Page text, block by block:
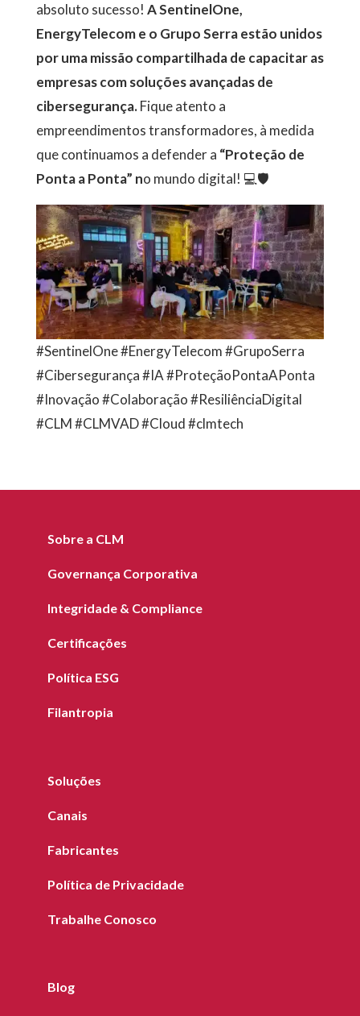
absoluto sucesso! A SentinelOne,
EnergyTelecom e o Grupo Serra estão unidos
por uma missão compartilhada de capacitar as
empresas com soluções avançadas de
cibersegurança.Fique atento a
empreendimentos transformadores, à medida
que continuamos a defender a “Proteção de
Ponta a Ponta” no mundo digital! 💻🛡️
#SentinelOne #EnergyTelecom #GrupoSerra
#Cibersegurança #IA #ProteçãoPontaAPonta
#Inovação #Colaboração #ResiliênciaDigital
#CLM #CLMVAD #Cloud #clmtech
Sobre a CLM
Governança Corporativa
Integridade & Compliance
Certificações
Política ESG
Filantropia
Soluções
Canais
Fabricantes
Política de Privacidade
Trabalhe Conosco
Blog